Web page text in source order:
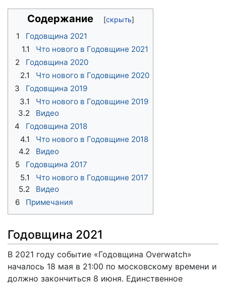
Содержание
1
Годовщина 2021
1.1
Что нового в Годовщине 2021
2
Годовщина 2020
2.1
Что нового в Годовщине 2020
3
Годовщина 2019
3.1
Что нового в Годовщине 2019
3.2
Видео
4
Годовщина 2018
4.1
Что нового в Годовщине 2018
4.2
Видео
5
Годовщина 2017
5.1
Что нового в Годовщине 2017
5.2
Видео
6
Примечания
Годовщина 2021
В 2021 году событие «Годовщина Overwatch»
началось 18 мая в 21:00 по московскому времени и
должно закончиться 8 июня. Единственное